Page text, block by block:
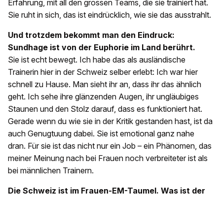
Erfahrung, mit all den grossen Teams, die sie trainiert hat.
Sie ruht in sich, das ist eindrücklich, wie sie das ausstrahlt.
Und trotzdem bekommt man den Eindruck:
Sundhage ist von der Euphorie im Land berührt.
Sie ist echt bewegt. Ich habe das als ausländische
Trainerin hier in der Schweiz selber erlebt: Ich war hier
schnell zu Hause. Man sieht ihr an, dass ihr das ähnlich
geht. Ich sehe ihre glänzenden Augen, ihr ungläubiges
Staunen und den Stolz darauf, dass es funktioniert hat.
Gerade wenn du wie sie in der Kritik gestanden hast, ist da
auch Genugtuung dabei. Sie ist emotional ganz nahe
dran. Für sie ist das nicht nur ein Job – ein Phänomen, das
meiner Meinung nach bei Frauen noch verbreiteter ist als
bei männlichen Trainern.
Die Schweiz ist im Frauen-EM-Taumel. Was ist der